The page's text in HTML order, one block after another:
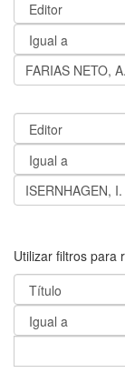
Utilizar filtros para